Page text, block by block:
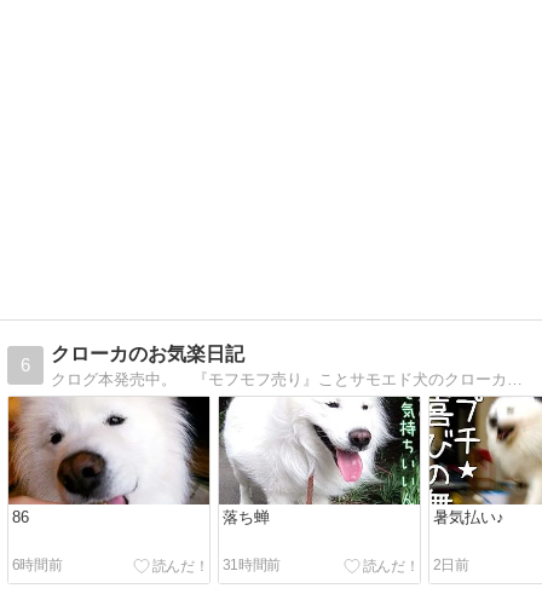
6
クローカのお気楽日記
クログ本発売中。 『モフモフ売り』ことサモエド犬のクローカ。街で出会ったらひとモフしてね、きっといいコトあるんだ！
86
6時間前
落ち蝉
31時間前
暑気払い♪
2日前